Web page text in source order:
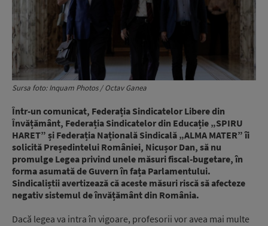
Sursa foto: Inquam Photos / Octav Ganea
Într-un comunicat, Federația Sindicatelor Libere din
Învățământ, Federația Sindicatelor din Educație „SPIRU
HARET” și Federația Națională Sindicală „ALMA MATER” îi
solicită Președintelui României, Nicușor Dan, să nu
promulge Legea privind unele măsuri fiscal-bugetare, în
forma asumată de Guvern în fața Parlamentului.
Sindicaliștii avertizează că aceste măsuri riscă să afecteze
negativ sistemul de învățământ din România.
Dacă legea va intra în vigoare, profesorii vor avea mai multe